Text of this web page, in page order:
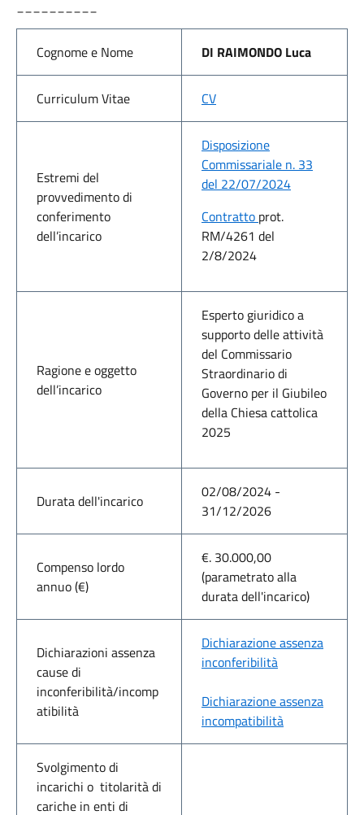
Cognome e Nome DI RAIMONDO Luca
Curriculum Vitae CV
Estremi del
provvedimento di
conferimento
dell’incarico
Disposizione
Commissariale n. 33
del 22/07/2024
Contratto prot.
RM/4261 del
2/8/2024
Ragione e oggetto
dell’incarico
Esperto giuridico a
supporto delle attività
del Commissario
Straordinario di
Governo per il Giubileo
della Chiesa cattolica
2025
Durata dell'incarico
02/08/2024 -
31/12/2026
Compenso lordo
annuo (€)
€. 30.000,00
(parametrato alla
durata dell'incarico)
Dichiarazioni assenza
cause di
inconferibilità/incomp
atibilità
Dichiarazione assenza
inconferibilità
Dichiarazione assenza
incompatibilità
Svolgimento di
incarichi o titolarità di
cariche in enti di